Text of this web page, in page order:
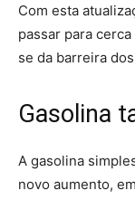
Com esta
passar para cerca
se da barreira
Gasolina
A gasolina
novo aumento,